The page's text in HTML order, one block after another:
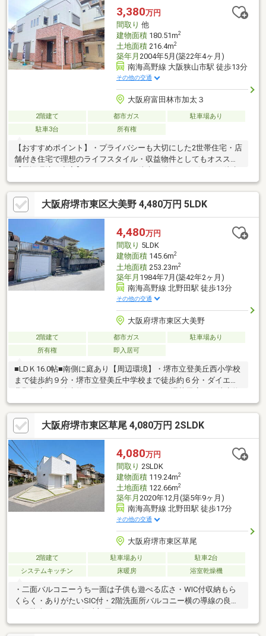
天井)、和室クロス(壁)■周辺環境・堺市立野田小学校 徒歩5分(約
400m)・堺市立野田中学校 徒歩7分(約550m)
3,380万円
間取り 他
建物面積180.51m2
土地面積216.4m2
築年月 2004年5月(築22年4ヶ月)
南海高野線 大阪狭山市駅 徒歩13分
その他の交通
大阪府富田林市加太３
2階建て 都市ガス
駐車場あり
駐車3台
所有権
【おすすめポイント】・プライバシーも大切にした2世帯住宅・店
舗付き住宅で理想のライフスタイル・収益物件としてもオススメ
10分・ドラッグストアまで徒歩11分・小学校まで徒歩10分・中学
校まで徒歩9分・郵便局まで徒歩9分＼お気軽にお問合せください
／ポータルサイトや他社サイトで気になる物件がございましたら
どうぞお気軽にご相談ください！
大阪府堺市東区大美野 4,480万円 5LDK
4,480万円
間取り 5LDK
建物面積145.6m2
土地面積253.23m2
築年月 1984年7月(築42年2ヶ月)
南海高野線 北野田駅 徒歩13分
その他の交通
大阪府堺市東区大美野
2階建て 都市ガス
駐車場あり
所有権
即入居可
■LDＫ16.0帖■南側に庭あり【周辺環境】・堺市立登美丘西小学校
まで徒歩約９分・堺市立登美丘中学校まで徒歩約６分・ダイエー
８分・堺登美丘郵便局まで徒歩約１０分・登美丘北公園まで徒歩
約６分・堺市立東図書館まで徒歩約１２分毎日の買い物も便利
で、子育て世帯にも嬉しい立地です。ご内覧希望はお気軽にお問
い合わせください！
大阪府堺市東区草尾 4,080万円 2SLDK
4,080万円
間取り 2SLDK
建物面積119.24m2
土地面積122.66m2
築年月 2020年12月(築5年9ヶ月)
南海高野線 北野田駅 徒歩17分
その他の交通
大阪府堺市東区草尾
2階建て 駐車場あり
駐車2台
システムキッチン
床暖房 浴室乾燥機
・二面バルコニーうち一面は子供も遊べる広さ・WIC付収納もら
くらく・ありがたいSIC付・2階洗面所バルコニー横の導線の良